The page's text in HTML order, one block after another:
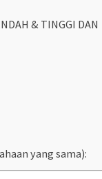
& TINGGI DAN
yang sama):